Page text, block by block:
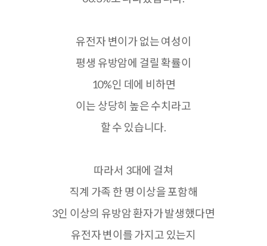
유전자 변이가 없는 여성이
평생 유방암에 걸릴 확률이
10%인 데에 비하면
이는 상당히 높은 수치라고
할 수 있습니다.
따라서 3대에 걸쳐
직계 가족 한 명 이상을 포함해
3인 이상의 유방암 환자가 발생했다면
유전자 변이를 가지고 있는지